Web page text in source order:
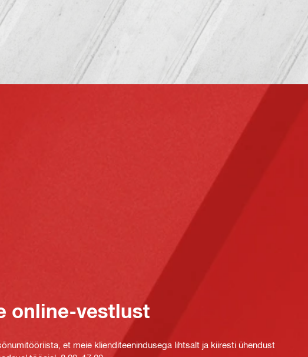
online-vestlust
et meie klienditeenindusega lihtsalt ja kiiresti ühendust